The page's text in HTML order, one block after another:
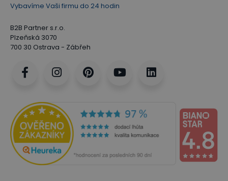
Vybavíme Vaši firmu do 24 hodin
B2B Partner s.r.o.
Plzeňská 3070
700 30 Ostrava - Zábřeh